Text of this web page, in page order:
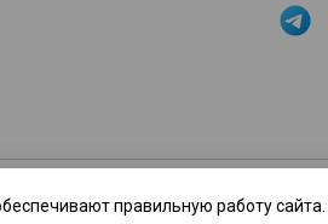
офертой. Производитель
378-69-12
правильную работу сайта.